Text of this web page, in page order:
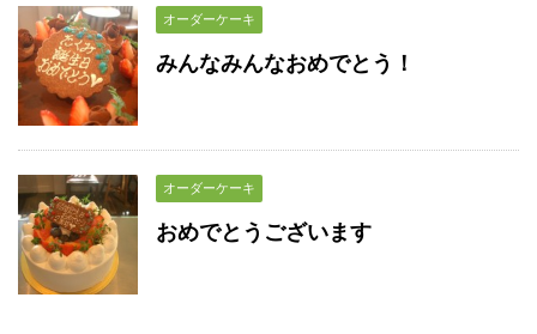
オーダーケーキ
みんなみんなおめでとう！
オーダーケーキ
おめでとうございます